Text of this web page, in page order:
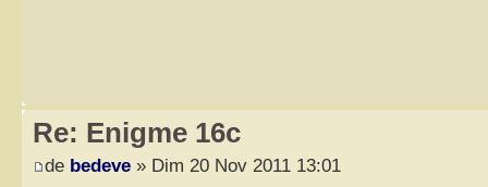
Re: Enigme 16c
de bedeve » Dim 20 Nov 2011 13:01